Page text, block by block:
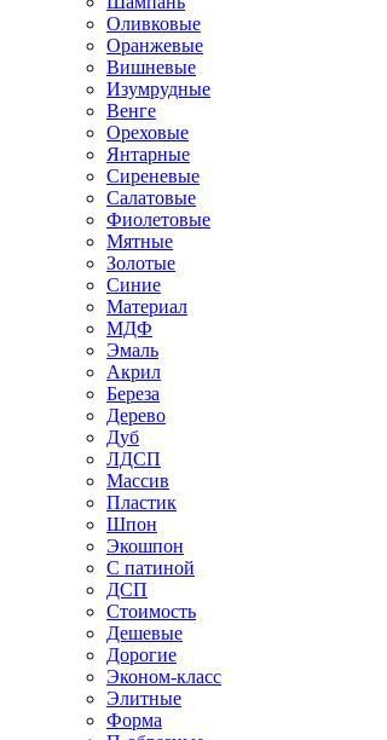
Оливковые
Оранжевые
Вишневые
Изумрудные
Венге
Ореховые
Янтарные
Сиреневые
Салатовые
Фиолетовые
Мятные
Золотые
Синие
Материал
МДФ
Эмаль
Акрил
Береза
Дерево
Дуб
ЛДСП
Массив
Пластик
Шпон
Экошпон
С патиной
ДСП
Стоимость
Дешевые
Дорогие
Эконом-класс
Элитные
Форма